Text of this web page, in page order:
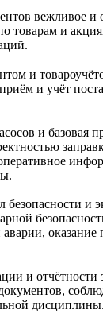
вежливое и
товарам и
и
и учёт
и базовая
и
аварии,
и
дисциплины.